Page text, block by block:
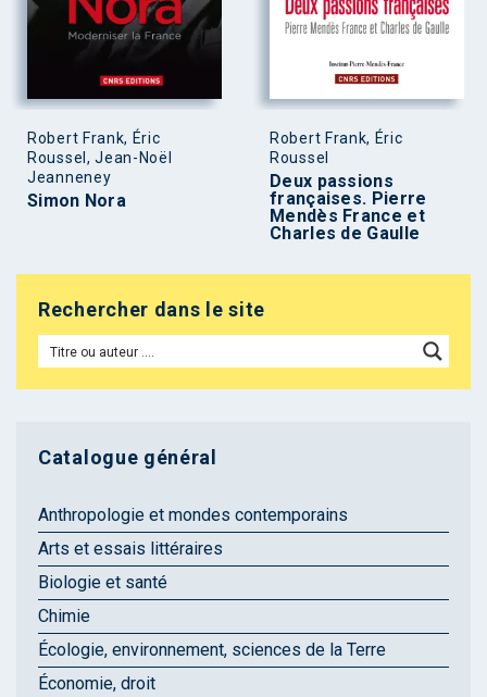
Robert Frank, Éric
Roussel, Jean-Noël
Jeanneney
Simon Nora
Robert Frank, Éric
Roussel
Deux passions
françaises. Pierre
Mendès France et
Charles de Gaulle
Rechercher dans le site
Catalogue général
Anthropologie et mondes contemporains
Arts et essais littéraires
Biologie et santé
Chimie
Écologie, environnement, sciences de la Terre
Économie, droit